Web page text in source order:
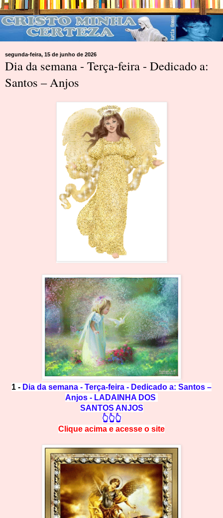
segunda-feira, 15 de junho de 2026
Dia da semana - Terça-feira - Dedicado a:
Santos – Anjos
1 - Dia da semana - Terça-feira - Dedicado a: Santos –
Anjos - LADAINHA DOS
SANTOS ANJOS
👆👆👆
Clique acima e acesse o site